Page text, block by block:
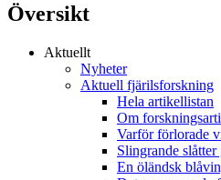
Översikt
Aktuellt
Nyheter
Aktuell fjärilsforskning
Hela artikellistan
Om
Varför förlorade
Slingrande
En öländsk